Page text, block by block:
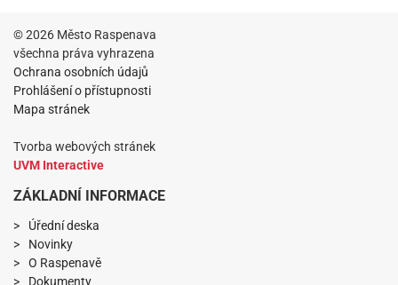
© 2026 Město Raspenava
všechna práva vyhrazena
Ochrana osobních údajů
Prohlášení o přístupnosti
Mapa stránek
Tvorba webových stránek
UVM Interactive
ZÁKLADNÍ INFORMACE
Úřední deska
Novinky
O Raspenavě
Dokumenty